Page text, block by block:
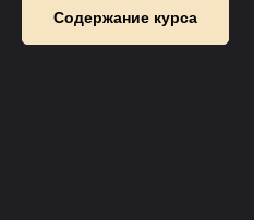
Содержание курса